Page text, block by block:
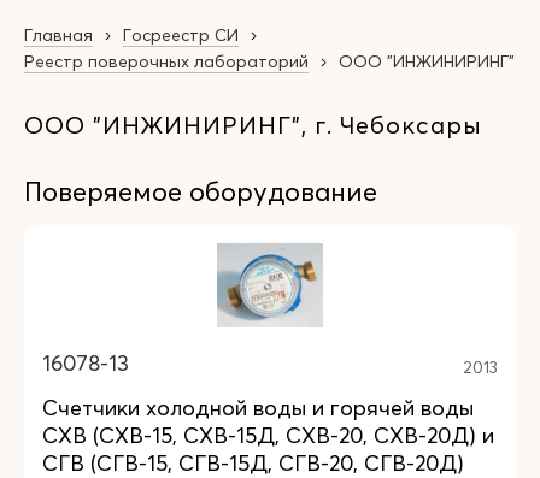
Главная
Госреестр СИ
Реестр поверочных лабораторий
ООО "ИНЖИНИРИНГ"
ООО "ИНЖИНИРИНГ", г. Чебоксары
Поверяемое оборудование
16078-13 2013
Счетчики холодной воды и горячей воды
СХВ (СХВ-15, СХВ-15Д, СХВ-20, СХВ-20Д) и
СГВ (СГВ-15, СГВ-15Д, СГВ-20, СГВ-20Д)